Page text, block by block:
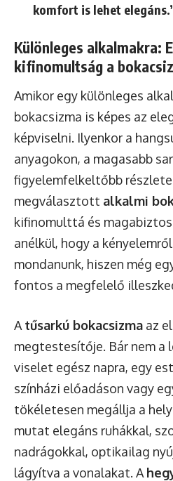
komfort is lehet
Különleges alkalmakra:
kifinomultság a
Amikor egy különleges
bokacsizma is képes az
képviselni. Ilyenkor a
anyagokon, a magasabb
figyelemfelkeltőbb
megválasztott alkalmi
kifinomulttá és
anélkül, hogy a
mondanunk, hiszen még
fontos a megfelelő
A tűsarkú bokacsizma az
megtestesítője. Bár nem a
viselet egész napra, egy
színházi előadáson vagy
tökéletesen megállja a
mutat elegáns ruhákkal,
nadrágokkal, optikailag
lágyítva a vonalakat. A